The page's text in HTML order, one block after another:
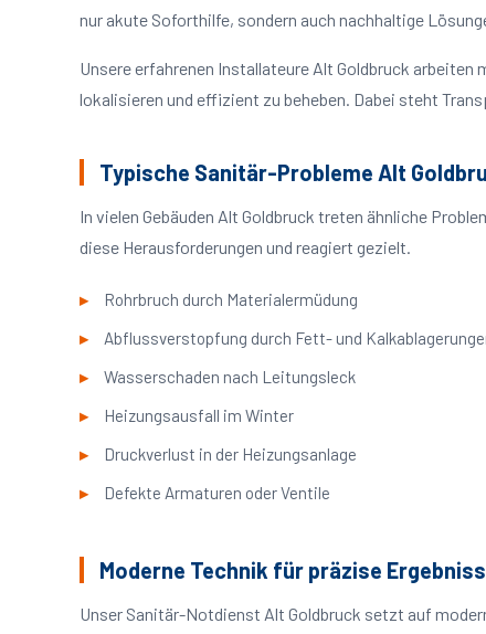
nur akute Soforthilfe, sondern auch nachhaltige
Unsere erfahrenen Installateure Alt Goldbruck
lokalisieren und effizient zu beheben. Dabei steht
Typische Sanitär-Probleme Alt
In vielen Gebäuden Alt Goldbruck treten ähnliche
diese Herausforderungen und reagiert gezielt.
Rohrbruch durch Materialermüdung
Abflussverstopfung durch Fett- und
Wasserschaden nach Leitungsleck
Heizungsausfall im Winter
Druckverlust in der Heizungsanlage
Defekte Armaturen oder Ventile
Moderne Technik für präzise
Unser Sanitär-Notdienst Alt Goldbruck setzt auf